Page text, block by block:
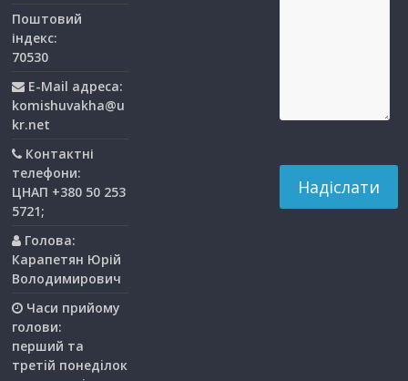
Поштовий
індекс:
70530
E-Mail адреса:
komishuvakha@u
kr.net
Контактні
телефони:
ЦНАП +380 50 253
5721;
Голова:
Карапетян Юрій
Володимирович
Часи прийому
голови:
перший та
третiй понедiлок